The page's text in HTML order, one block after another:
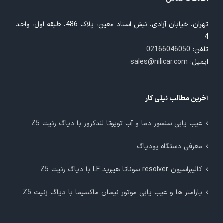
تهران، خیابان آزادی، نبش استاد معین، پلاک 486، طبقه اول، واحد
4
تلفن: 02166046050
ایمیل: sales@nilicar.com
آخرین مطالب نیلی کار
عیب یابی سنسور دما و آب تویوتا لندکروز با دیاگ زنیت Z5
معرفی دستگاه یودیاگ
کالیبراسیون resolver سوناتا هیبرید LF با دیاگ زنیت Z5
پارامتر ها و عیب یابی موتور نیسان ماکسیما با دیاگ زنیت Z5